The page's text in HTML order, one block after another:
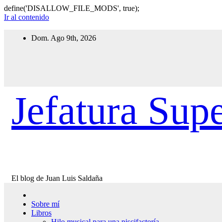
define('DISALLOW_FILE_MODS', true);
Ir al contenido
Dom. Ago 9th, 2026
Jefatura
El blog de Juan Luis Saldaña
Sobre mí
Libros